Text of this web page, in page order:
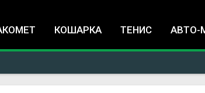
КОШАРКА ТЕНИС АВТО-